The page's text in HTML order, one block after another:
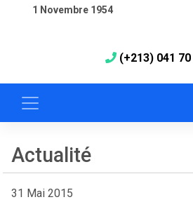
1 Novembre 1954
(+213) 041
Actualité
31 Mai 2015